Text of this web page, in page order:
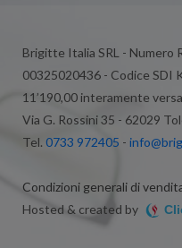
Brigitte Italia SRL - Numero
00325020436 - Codice SDI
11’190,00 interamente
Via G. Rossini 35 - 62029
Tel. 0733 972405 -
Condizioni generali di
Hosted & created by